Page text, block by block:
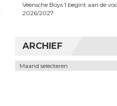
Veensche Boys 1 begint aan de
2026/2027
ARCHIEF
Archief